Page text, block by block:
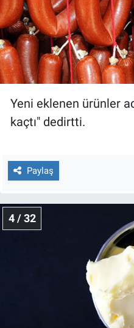
Yeni eklenen ürünler
kaçtı" dedirtti.
Paylaş
4 / 32